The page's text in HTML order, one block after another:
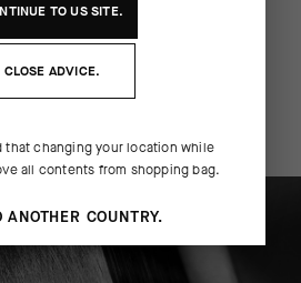
TOUSSITE.
CLOSE ADVICE.
that changing your location while
all contents from shopping bag.
ANOTHER COUNTRY.